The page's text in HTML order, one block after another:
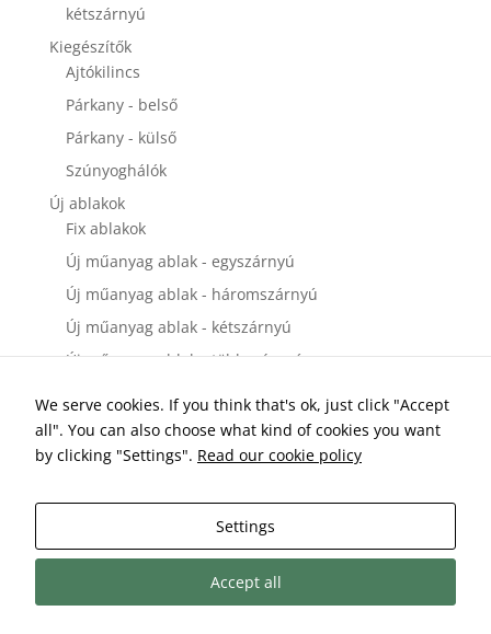
kétszárnyú
Kiegészítők
Ajtókilincs
Párkany - belső
Párkany - külső
Szúnyoghálók
Új ablakok
Fix ablakok
Új műanyag ablak - egyszárnyú
Új műanyag ablak - háromszárnyú
Új műanyag ablak - kétszárnyú
Új műanyag ablak - többszárnyú
Új műanyag bejárati ajtó - egyszárnyú
Új műanyag bejárati ajtó - kétszárnyú
Új műanyag teraszajtó és erkélyajtó - egyszárnyú
Új műanyag teraszajtó és erkélyajtó - kétszárnyú
We serve cookies. If you think that's ok, just click "Accept
all". You can also choose what kind of cookies you want
by clicking "Settings". Read our cookie policy
Settings
Accept all